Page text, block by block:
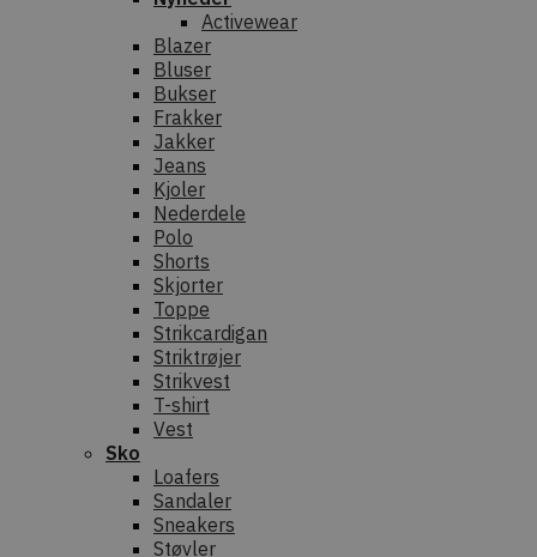
Activewear
Blazer
Bluser
Bukser
Frakker
Jakker
Jeans
Kjoler
Nederdele
Polo
Shorts
Skjorter
Toppe
Strikcardigan
Striktrøjer
Strikvest
T-shirt
Vest
Sko
Loafers
Sandaler
Sneakers
Støvler